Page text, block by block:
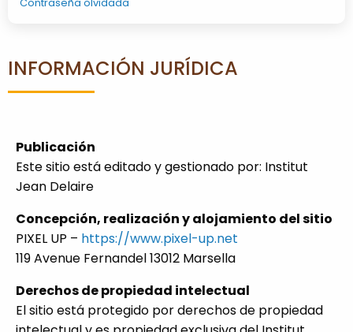
INFORMACIÓN JURÍDICA
Publicación
Este sitio está editado y gestionado por: Institut
Jean Delaire
Concepción, realización y alojamiento del sitio
PIXEL UP – https://www.pixel-up.net
119 Avenue Fernandel 13012 Marsella
Derechos de propiedad intelectual
El sitio está protegido por derechos de propiedad
Contraseña olvidada